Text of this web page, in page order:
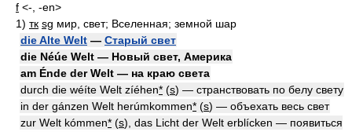
f <-, -en>
1) тк sg мир, свет; Вселенная; земной шар
die Alte Welt — Старый свет
die Néúe Welt — Новый свет, Америка
am Énde der Welt — на краю света
durch die wéíte Welt zíéhen* (s) — странствовать по белу свету
in der gánzen Welt herúmkommen* (s) — объехать весь свет
zur Welt kómmen* (s), das Licht der Welt erblícken — появиться